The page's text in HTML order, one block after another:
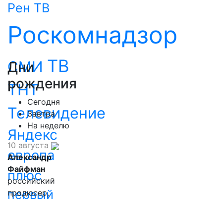
Рен ТВ
Роскомнадзор
СМИ ТВ
ТНТ
Телевидение
Яндекс
европа
плюс
первый
Дни
рождения
Сегодня
Завтра
На неделю
10 августа
Александр
Файфман
российский
продюсер,